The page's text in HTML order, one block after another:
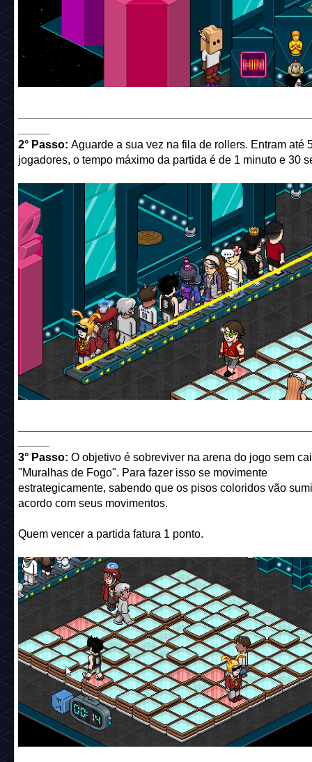
2° Passo: Aguarde a sua vez na fila de rollers. Entram até
jogadores, o tempo máximo da partida é de 1 minuto e 30
3° Passo: O objetivo é sobreviver na arena do jogo sem
"Muralhas de Fogo". Para fazer isso se movimente
estrategicamente, sabendo que os pisos coloridos vão
acordo com seus movimentos.
Quem vencer a partida fatura 1 ponto.